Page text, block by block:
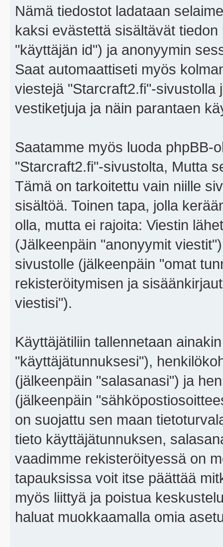
Nämä tiedostot ladataan
kaksi evästettä sisältävät
"käyttäjän id") ja anonyymin
Saat automaattiseti myös
viestejä "Starcraft2.fi"-sivustolla
vestiketjuja ja näin parantaen
Saatamme myös luoda phpBB-
"Starcraft2.fi"-sivustolta, Mutta
Tämä on tarkoitettu vain niille
sisältöä. Toinen tapa, jolla
olla, mutta ei rajoita: Viestin
(Jälkeenpäin "anonyymit
sivustolle (jälkeenpäin "omat
rekisteröitymisen ja
viestisi").
Käyttäjätiliin tallennetaan
"käyttäjätunnuksesi"),
(jälkeenpäin "salasanasi") ja
(jälkeenpäin
on suojattu sen maan
tieto käyttäjätunnuksen,
vaadimme rekisteröityessä on
tapauksissa voit itse päättää
myös liittyä ja poistua
haluat muokkaamalla omia